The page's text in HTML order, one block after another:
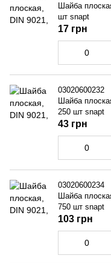
Шайба
шт snapt
17 грн
03020600232
Шайба
250 шт snapt
43 грн
03020600234
Шайба
750 шт snapt
103 грн